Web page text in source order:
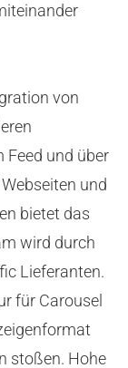
von
und über
und
bietet das
wird durch
Lieferanten.
für Carousel
stoßen. Hohe